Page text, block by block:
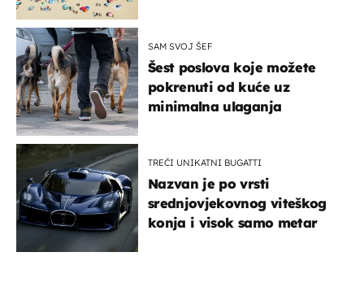
SAM SVOJ ŠEF
Šest poslova koje možete
pokrenuti od kuće uz
minimalna ulaganja
TREĆI UNIKATNI BUGATTI
Nazvan je po vrsti
srednjovjekovnog viteškog
konja i visok samo metar